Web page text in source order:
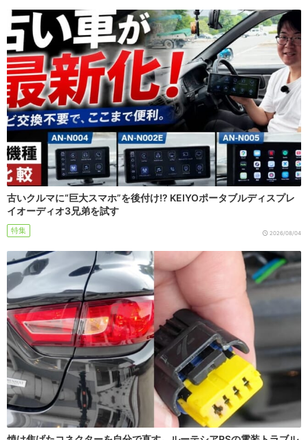
古いクルマに“巨大スマホ”を後付け!? KEIYOポータブルディスプレ
イオーディオ3兄弟を試す
特集 2026/08/04